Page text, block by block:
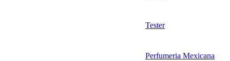
Tester
Perfumeria Mexicana